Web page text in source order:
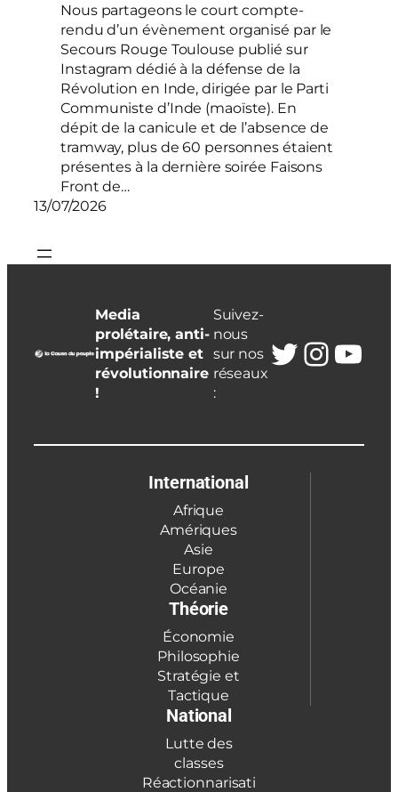
Nous partageons le court compte-
rendu d’un évènement organisé par le
Secours Rouge Toulouse publié sur
Instagram dédié à la défense de la
Révolution en Inde, dirigée par le Parti
Communiste d’Inde (maoïste). En
dépit de la canicule et de l’absence de
tramway, plus de 60 personnes étaient
présentes à la dernière soirée Faisons
Front de…
13/07/2026
Media
prolétaire, anti-
impérialiste et
révolutionnaire
!
Suivez-
nous
sur nos
réseaux
:
Twitter
International
Afrique
Amériques
Asie
Europe
Océanie
Théorie
Économie
Philosophie
Stratégie et
Tactique
National
Lutte des
classes
Réactionnarisati